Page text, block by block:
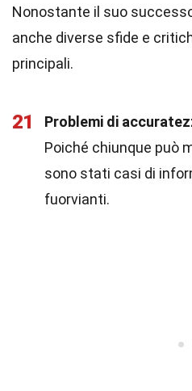
Nonostante il suo
anche diverse sfide e
principali.
21
Problemi di
Poiché chiunque può
sono stati casi di
fuorvianti.